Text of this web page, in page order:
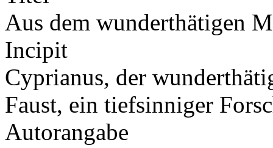
Aus dem wunderthätigen
Incipit
Cyprianus, der
Faust, ein tiefsinniger
Autorangabe